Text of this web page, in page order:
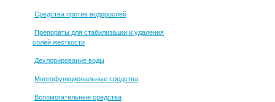
Средства против водорослей
Препораты для стабилизации и удаления
солей жесткости
Дехлорирование воды
Многофункциональные средства
Вспомогательные средства